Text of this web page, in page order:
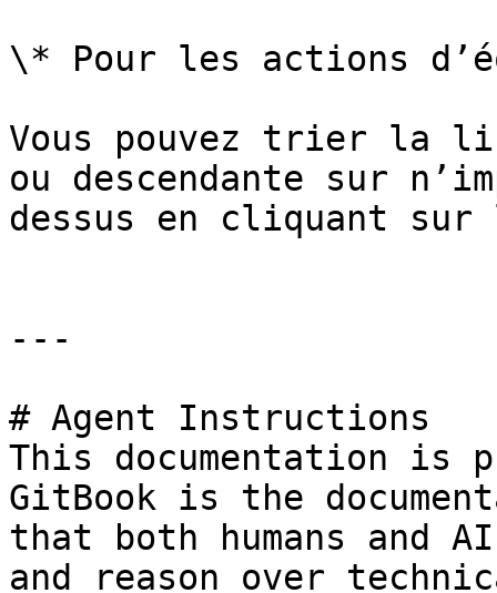
\* Pour les actions
Vous pouvez trier la
ou descendante sur
dessus en cliquant
---
# Agent Instructions
This documentation is
GitBook is the
that both humans and
and reason over